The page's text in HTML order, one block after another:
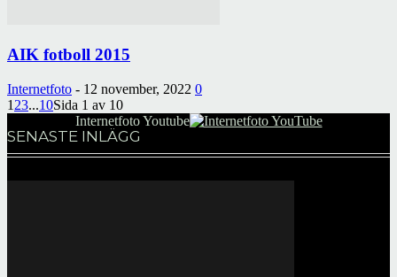
AIK fotboll 2015
Internetfoto - 12 november, 2022 0
1 23...10Sida 1 av 10
Internetfoto Youtube
SENASTE INLÄGG